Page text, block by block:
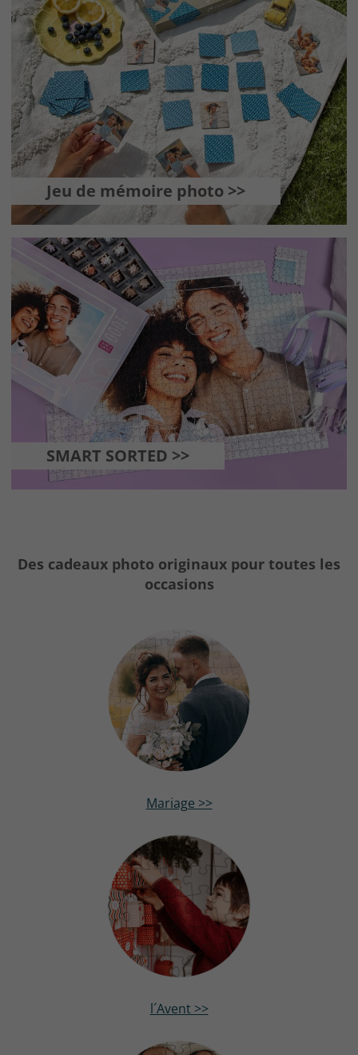
Jeu de mémoire photo >>
SMART SORTED >>
Des cadeaux photo originaux pour toutes les
occasions
Mariage >>
l´Avent >>